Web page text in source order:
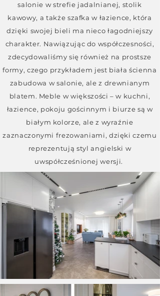
salonie w strefie jadalnianej, stolik
kawowy, a także szafka w łazience, która
dzięki swojej bieli ma nieco łagodniejszy
charakter. Nawiązując do współczesności,
zdecydowaliśmy się również na prostsze
formy, czego przykładem jest biała ścienna
zabudowa w salonie, ale z drewnianym
blatem. Meble w większości – w kuchni,
łazience, pokoju gościnnym i biurze są w
białym kolorze, ale z wyraźnie
zaznaczonymi frezowaniami, dzięki czemu
reprezentują styl angielski w
uwspółcześnionej wersji.